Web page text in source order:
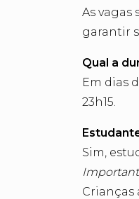
As
garantir
Qual a
Em dias
23h15.
Sim,
Crianças